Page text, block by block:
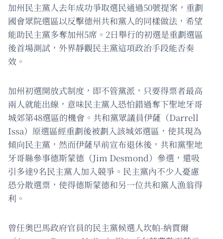
加州民主黨人去年成功爭取選民通過50號提案，重劃
國會眾院選區以反擊德州共和黨人的同樣做法，希望
能助民主黨多奪加州5席。2日舉行的初選是重劃選區
後首場測試，外界靜觀民主黨這項政治手段能否奏
效。
加州初選開放式制度，即不管黨派，只要得票者最高
兩人就能出線，意味民主黨人恐怕錯過奪下聖地牙哥
城郊第48選區的機會。共和黨眾議員伊薩（Darrell
Issa）原選區經重劃後被劃入該城郊選區，使其現為
傾向民主黨，然而伊薩早前宣布退休後，共和黨聖地
牙哥縣參事德斯蒙德（Jim Desmond）參選，還吸
引多達9名民主黨人加入競爭。民主黨內不少人憂慮
恐分散選票，使得德斯蒙德和另一位共和黨人漁翁得
利。
曾任奧巴馬政府官員的民主黨候選人坎帕-納賈爾